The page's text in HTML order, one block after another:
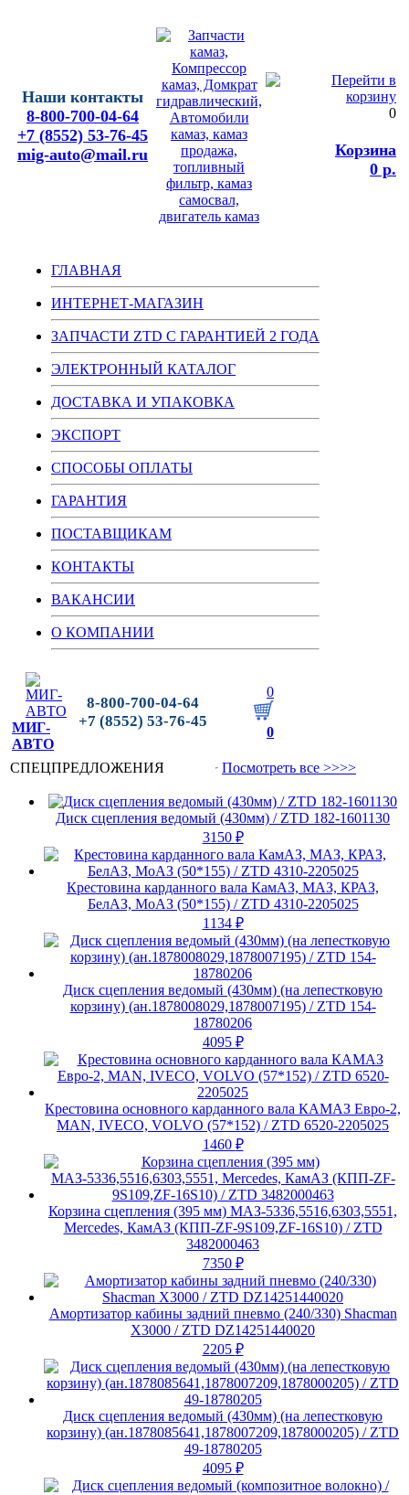
Наши контакты
8-800-700-04-64
+7 (8552) 53-76-45
mig-auto@mail.ru
0
Корзина
0 р.
ГЛАВНАЯ
ИНТЕРНЕТ-МАГАЗИН
ЗАПЧАСТИ ZTD С ГАРАНТИЕЙ 2 ГОДА
ЭЛЕКТРОННЫЙ КАТАЛОГ
ДОСТАВКА И УПАКОВКА
ЭКСПОРТ
СПОСОБЫ ОПЛАТЫ
ГАРАНТИЯ
ПОСТАВЩИКАМ
КОНТАКТЫ
ВАКАНСИИ
О КОМПАНИИ
МИГ-
АВТО
8-800-700-04-64
+7 (8552) 53-76-45
0
0
СПЕЦПРЕДЛОЖЕНИЯ Посмотреть все >>>>
Диск сцепления ведомый (430мм) / ZTD 182-1601130
3150 ₽
Крестовина карданного вала КамАЗ, МАЗ, КРАЗ,
БелАЗ, МоАЗ (50*155) / ZTD 4310-2205025
1134 ₽
Диск сцепления ведомый (430мм) (на лепестковую
корзину) (ан.1878008029,1878007195) / ZTD 154-
18780206
4095 ₽
Крестовина основного карданного вала КАМАЗ Евро-2,
МАN, IVECO, VOLVO (57*152) / ZTD 6520-2205025
1460 ₽
Корзина сцепления (395 мм) МАЗ-5336,5516,6303,5551,
Mercedes, КамАЗ (КПП-ZF-9S109,ZF-16S10) / ZTD
3482000463
7350 ₽
Амортизатор кабины задний пневмо (240/330) Shacman
X3000 / ZTD DZ14251440020
2205 ₽
Диск сцепления ведомый (430мм) (на лепестковую
корзину) (ан.1878085641,1878007209,1878000205) / ZTD
49-18780205
4095 ₽